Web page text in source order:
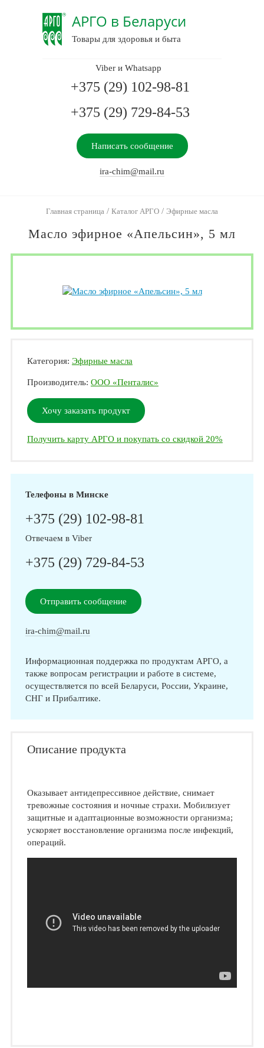
АРГО в Беларуси
Товары для здоровья и быта
Viber и Whatsapp
+375 (29) 102-98-81
+375 (29) 729-84-53
Написать сообщение
ira-chim@mail.ru
Главная страница / Каталог АРГО / Эфирные масла
Масло эфирное «Апельсин», 5 мл
Категория: Эфирные масла
Производитель: ООО «Пенталис»
Хочу заказать продукт
Получить карту АРГО и покупать со скидкой 20%
Телефоны в Минске
+375 (29) 102-98-81
Отвечаем в Viber
+375 (29) 729-84-53
Отправить сообщение
ira-chim@mail.ru
Информационная поддержка по продуктам АРГО, а
также вопросам регистрации и работе в системе,
осуществляется по всей Беларуси, России, Украине,
СНГ и Прибалтике.
Описание продукта
Оказывает антидепрессивное действие, снимает
тревожные состояния и ночные страхи. Мобилизует
защитные и адаптационные возможности организма;
ускоряет восстановление организма после инфекций,
операций.